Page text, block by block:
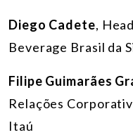
Diego Cadete,
Beverage Brasil da
Filipe Guimarães
Relações
Itaú